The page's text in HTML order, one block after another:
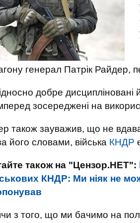
генерал Патрік Райдер,
добре дисципліновані
зосереджені на
також зауважив, що не
його словами, війська КНДР
також на "Цензор.НЕТ":
КНДР: Ми ніяк не
з того, що ми бачимо на